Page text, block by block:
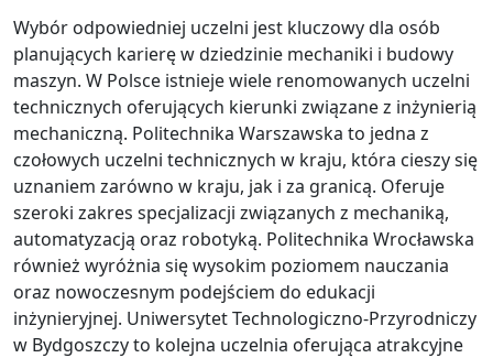
Wybór odpowiedniej uczelni jest kluczowy dla osób
planujących karierę w dziedzinie mechaniki i budowy
maszyn. W Polsce istnieje wiele renomowanych uczelni
technicznych oferujących kierunki związane z inżynierią
mechaniczną. Politechnika Warszawska to jedna z
czołowych uczelni technicznych w kraju, która cieszy się
uznaniem zarówno w kraju, jak i za granicą. Oferuje
szeroki zakres specjalizacji związanych z mechaniką,
automatyzacją oraz robotyką. Politechnika Wrocławska
również wyróżnia się wysokim poziomem nauczania
oraz nowoczesnym podejściem do edukacji
inżynieryjnej. Uniwersytet Technologiczno-Przyrodniczy
w Bydgoszczy to kolejna uczelnia oferująca atrakcyjne